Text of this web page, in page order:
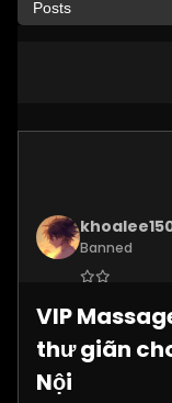
Banned
Posts:5577
VIP
thư giãn
Nội